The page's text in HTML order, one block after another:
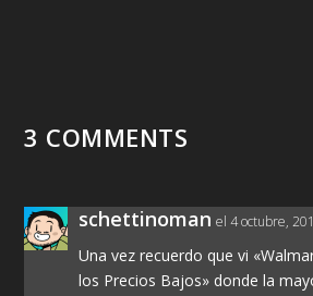
3 COMMENTS
schettinoman el 4 octubre,
Una vez recuerdo que vi
los Precios Bajos» donde la